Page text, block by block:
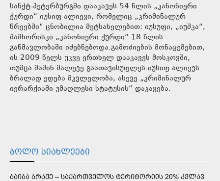
სანქტ-პეტერბურგში დააკავეს 54 წლის „კანონიერი
ქურდი“ იუსიფ ალიევი, რომელიც „კრიმინალურ
წრეებში“ ცნობილია მეტსახელებით: იუსუფი, „იუშკა“,
შამხორისკი.„კანონიერი ქურდი“ 18 წლის
განმავლობაში იძებნებოდა.გამოძიების მონაცემებით,
ის 2009 წელს უკვე ერთხელ დააკავეს მოსკოვში,
თუმცა მაშინ მალევე გაათავისუფლეს.იუსიფ ალიევს
ბრალად ედება მკვლელობა, ასევე „კრიმინალურ
იერარქიაში უმაღლესი სტატუსის“ დაკავება.
ᲑᲝᲚᲝ ᲡᲘᲐᲮᲚᲔᲔᲑᲘ
ᲑᲐᲘᲑᲐ ᲑᲠᲐᲟᲔ – ᲡᲐᲥᲐᲠᲗᲕᲔᲚᲝᲡ ᲢᲔᲠᲘᲢᲝᲠᲘᲘᲡ 20% ᲙᲕᲚᲐᲕ